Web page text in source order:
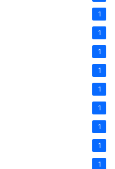
1
1
1
1
1
1
1
1
1